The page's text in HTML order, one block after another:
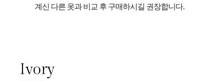
계신 다른 옷과 비교 후 구매하시길 권장합니다.